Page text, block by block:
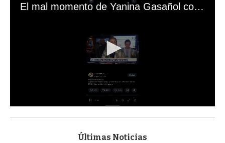
El mal momento de Yanina Gasañol con un hincha argentino en "Subrayado"
s
Últimas Noticias